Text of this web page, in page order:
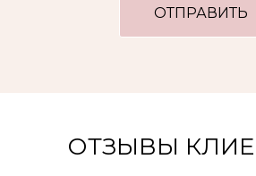
ОТПРАВИТЬ
ОТЗЫВЫ